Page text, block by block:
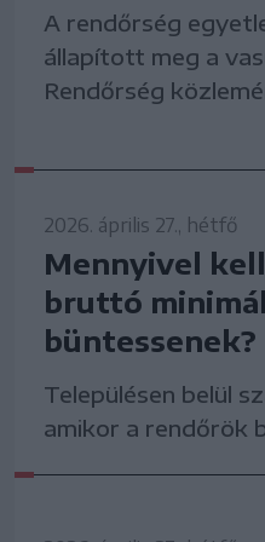
A rendőrség
állapított meg a
Rendőrség
2026. április 27., hétfő
Mennyivel
bruttó
büntessenek?
Településen belül
amikor a rendőrök